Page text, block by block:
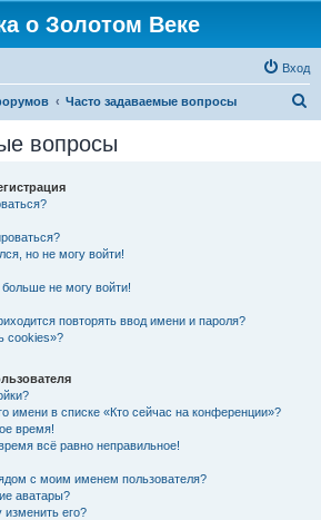
о Золотом Веке
Вход
Часто задаваемые вопросы
вопросы
но не могу войти!
не могу войти!
повторять ввод имени и пароля?
cookies»?
имени в списке «Кто сейчас на конференции»?
время!
всё равно неправильное!
с моим именем пользователя?
аватары?
изменить его?